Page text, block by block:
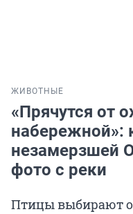
ЖИВОТНЫЕ
«Прячутся от
набережной»:
незамерзшей
фото с реки
Птицы выбирают